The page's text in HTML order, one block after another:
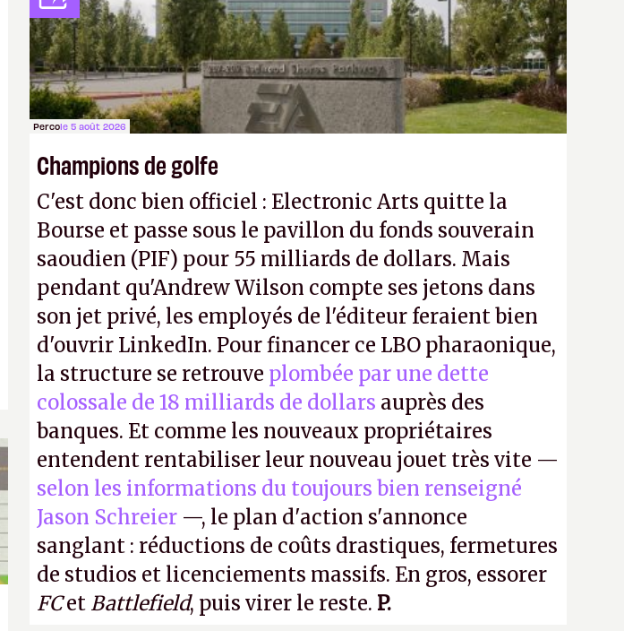
Percole 5 août 2026
Champions de golfe
C'est donc bien officiel : Electronic Arts quitte la
Bourse et passe sous le pavillon du fonds souverain
saoudien (PIF) pour 55 milliards de dollars. Mais
pendant qu'Andrew Wilson compte ses jetons dans
son jet privé, les employés de l'éditeur feraient bien
d'ouvrir LinkedIn. Pour financer ce LBO pharaonique,
la structure se retrouve plombée par une dette
colossale de 18 milliards de dollars auprès des
banques. Et comme les nouveaux propriétaires
entendent rentabiliser leur nouveau jouet très vite —
selon les informations du toujours bien renseigné
Jason Schreier —, le plan d'action s'annonce
sanglant : réductions de coûts drastiques, fermetures
de studios et licenciements massifs. En gros, essorer
FCet Battlefield, puis virer le reste. P.